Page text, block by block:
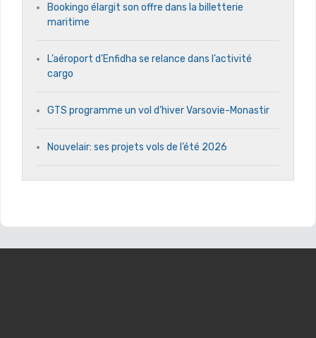
Bookingo élargit son offre dans la billetterie
maritime
L’aéroport d’Enfidha se relance dans l’activité
cargo
GTS programme un vol d’hiver Varsovie-Monastir
Nouvelair: ses projets vols de l’été 2026